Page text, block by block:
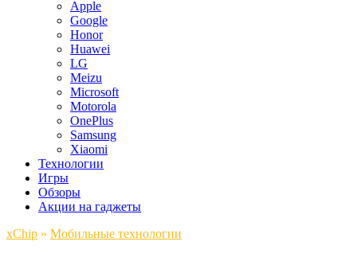
Apple
Google
Honor
Huawei
LG
Meizu
Microsoft
Motorola
OnePlus
Samsung
Xiaomi
Технологии
Игры
Обзоры
Акции на гаджеты
xСhip » Мобильные технологии